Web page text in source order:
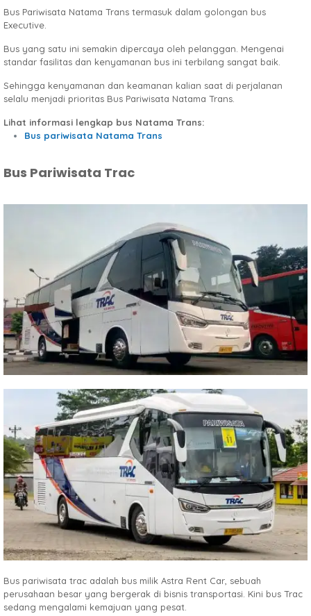
Bus Pariwisata Natama Trans termasuk dalam golongan bus
Executive.
Bus yang satu ini semakin dipercaya oleh pelanggan. Mengenai
standar fasilitas dan kenyamanan bus ini terbilang sangat baik.
Sehingga kenyamanan dan keamanan kalian saat di perjalanan
selalu menjadi prioritas Bus Pariwisata Natama Trans.
Lihat informasi lengkap bus Natama Trans:
Bus pariwisata Natama Trans
Bus Pariwisata Trac
Bus pariwisata trac adalah bus milik Astra Rent Car, sebuah
perusahaan besar yang bergerak di bisnis transportasi. Kini bus Trac
sedang mengalami kemajuan yang pesat.